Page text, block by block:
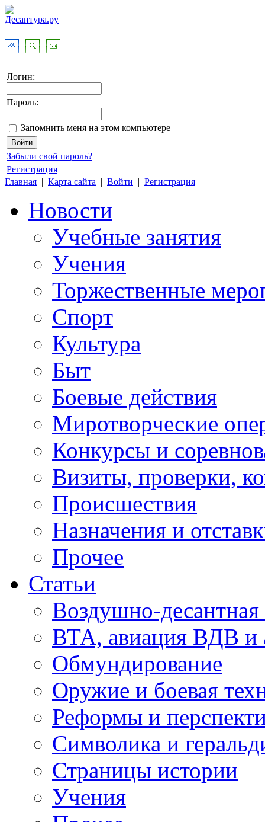
Логин:
Пароль:
Запомнить меня на этом компьютере
Забыли свой пароль?
Регистрация
Главная | Карта сайта | Войти | Регистрация
Новости
Учебные занятия
Учения
Торжественные
Спорт
Культура
Быт
Боевые действия
Миротворческие
Конкурсы и
Визиты, проверки,
Происшествия
Назначения и
Прочее
Статьи
Воздушно-десантная
ВТА, авиация ВДВ и
Обмундирование
Оружие и боевая
Реформы и
Символика и
Страницы истории
Учения